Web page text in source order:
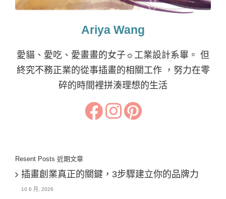
Ariya Wang
愛貓、愛吃、愛畫畫的女子☼工業設計系畢。 但
終究不務正業的從事插畫的相關工作 ，努力在零
碎的時間裡拼湊理想的生活
Resent Posts 近期文章
插畫創業真正的關鍵，3步驟建立你的品牌力
10 6 月, 2026